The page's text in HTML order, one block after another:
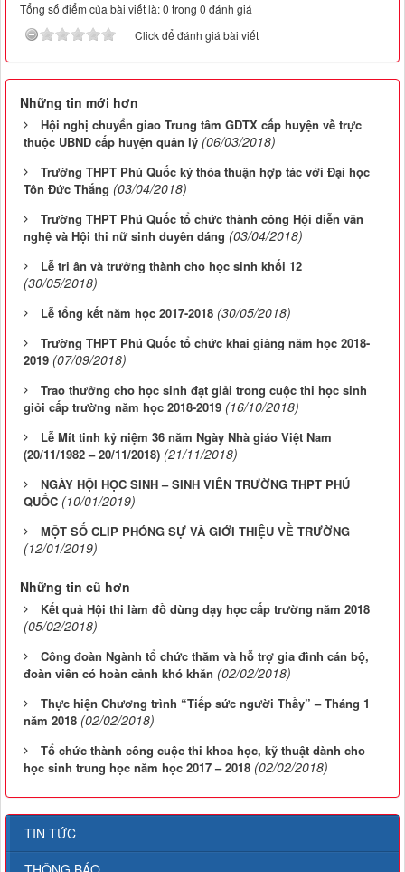
Tổng số điểm của bài viết là: 0 trong 0 đánh giá
Click để đánh giá bài viết
Những tin mới hơn
Hội nghị chuyển giao Trung tâm GDTX cấp huyện về trực
thuộc UBND cấp huyện quản lý (06/03/2018)
Trường THPT Phú Quốc ký thỏa thuận hợp tác với Đại học
Tôn Đức Thắng (03/04/2018)
Trường THPT Phú Quốc tổ chức thành công Hội diễn văn
nghệ và Hội thi nữ sinh duyên dáng (03/04/2018)
Lễ tri ân và trưởng thành cho học sinh khối 12
(30/05/2018)
Lễ tổng kết năm học 2017-2018 (30/05/2018)
Trường THPT Phú Quốc tổ chức khai giảng năm học 2018-
2019 (07/09/2018)
Trao thưởng cho học sinh đạt giải trong cuộc thi học sinh
giỏi cấp trường năm học 2018-2019 (16/10/2018)
Lễ Mít tinh kỷ niệm 36 năm Ngày Nhà giáo Việt Nam
(20/11/1982 – 20/11/2018) (21/11/2018)
NGÀY HỘI HỌC SINH – SINH VIÊN TRƯỜNG THPT PHÚ
QUỐC (10/01/2019)
MỘT SỐ CLIP PHÓNG SỰ VÀ GIỚI THIỆU VỀ TRƯỜNG
(12/01/2019)
Những tin cũ hơn
Kết quả Hội thi làm đồ dùng dạy học cấp trường năm 2018
(05/02/2018)
Công đoàn Ngành tổ chức thăm và hỗ trợ gia đình cán bộ,
đoàn viên có hoàn cảnh khó khăn (02/02/2018)
Thực hiện Chương trình “Tiếp sức người Thầy” – Tháng 1
năm 2018 (02/02/2018)
Tổ chức thành công cuộc thi khoa học, kỹ thuật dành cho
học sinh trung học năm học 2017 – 2018 (02/02/2018)
TIN TỨC